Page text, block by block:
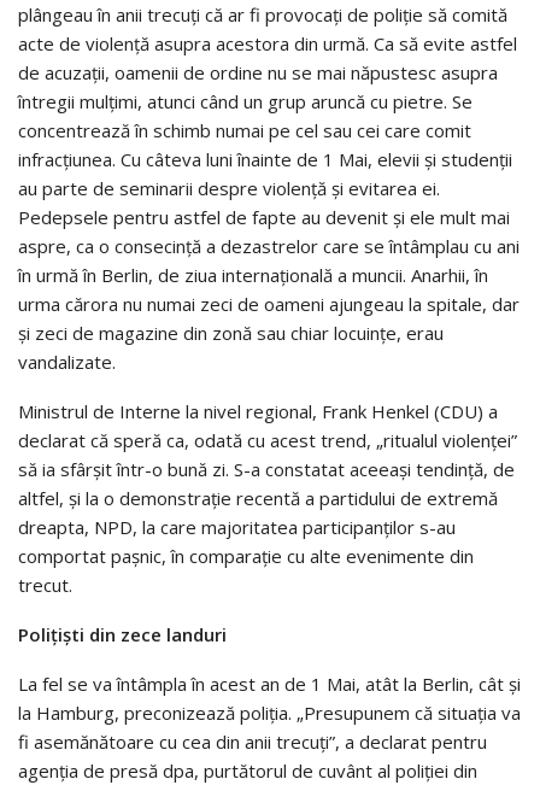
plângeau în anii trecuţi că ar fi provocaţi de poliţie să comită
acte de violenţă asupra acestora din urmă. Ca să evite astfel
de acuzaţii, oamenii de ordine nu se mai năpustesc asupra
întregii mulţimi, atunci când un grup aruncă cu pietre. Se
concentrează în schimb numai pe cel sau cei care comit
infracţiunea. Cu câteva luni înainte de 1 Mai, elevii şi studenţii
au parte de seminarii despre violenţă şi evitarea ei.
Pedepsele pentru astfel de fapte au devenit şi ele mult mai
aspre, ca o consecinţă a dezastrelor care se întâmplau cu ani
în urmă în Berlin, de ziua internaţională a muncii. Anarhii, în
urma cărora nu numai zeci de oameni ajungeau la spitale, dar
şi zeci de magazine din zonă sau chiar locuinţe, erau
vandalizate.
Ministrul de Interne la nivel regional, Frank Henkel (CDU) a
declarat că speră ca, odată cu acest trend, „ritualul violenţei”
să ia sfârşit într-o bună zi. S-a constatat aceeaşi tendinţă, de
altfel, şi la o demonstraţie recentă a partidului de extremă
dreapta, NPD, la care majoritatea participanţilor s-au
comportat paşnic, în comparaţie cu alte evenimente din
trecut.
Poliţişti din zece landuri
La fel se va întâmpla în acest an de 1 Mai, atât la Berlin, cât şi
la Hamburg, preconizează poliţia. „Presupunem că situaţia va
fi asemănătoare cu cea din anii trecuţi”, a declarat pentru
agenţia de presă dpa, purtătorul de cuvânt al poliţiei din